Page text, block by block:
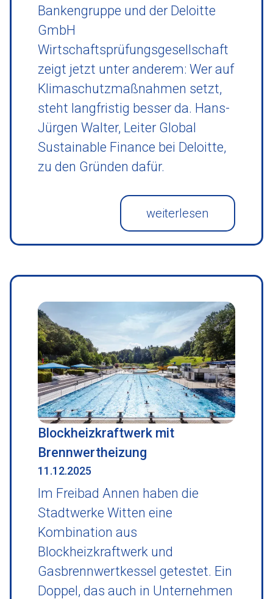
Bankengruppe und der Deloitte
GmbH
Wirtschaftsprüfungsgesellschaft
zeigt jetzt unter anderem: Wer auf
Klimaschutzmaßnahmen setzt,
steht langfristig besser da. Hans-
Jürgen Walter, Leiter Global
Sustainable Finance bei Deloitte,
zu den Gründen dafür.
weiterlesen
Blockheizkraftwerk mit
Brennwertheizung
11.12.2025
Im Freibad Annen haben die
Stadtwerke Witten eine
Kombination aus
Blockheizkraftwerk und
Gasbrennwertkessel getestet. Ein
Doppel, das auch in Unternehmen